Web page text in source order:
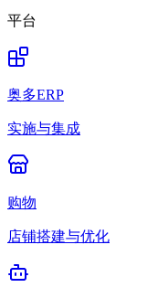
平台
奥多ERP
实施与集成
购物
店铺搭建与优化